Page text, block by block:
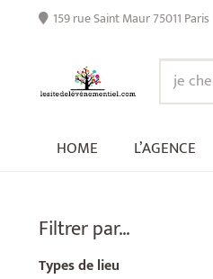
159 rue Saint Maur 75011 Paris
HOME L’AGENCE
Filtrer par…
Types de lieu